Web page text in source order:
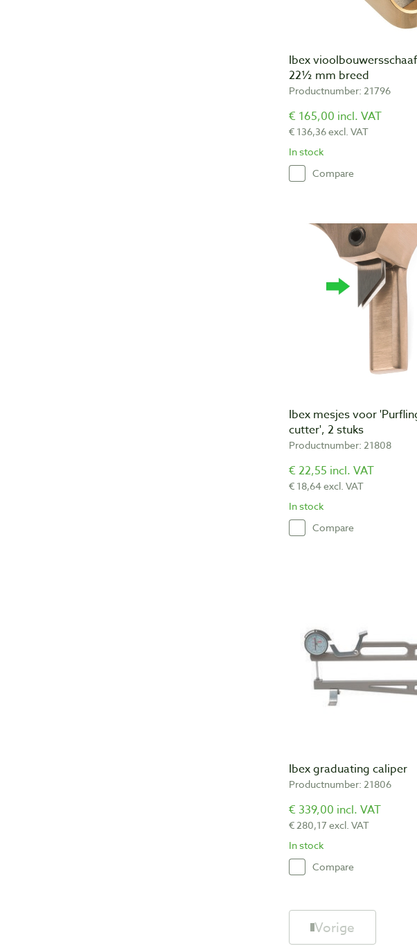
Ibex
22½ mm breed
Productnumber: 21796
€ 165,00 incl. VAT
€ 136,36 excl. VAT
In stock
Compare
Ibex mesjes voor
cutter', 2 stuks
Productnumber: 21808
€ 22,55 incl. VAT
€ 18,64 excl. VAT
In stock
Compare
Ibex graduating caliper
Productnumber: 21806
€ 339,00 incl. VAT
€ 280,17 excl. VAT
In stock
Compare
Vorige